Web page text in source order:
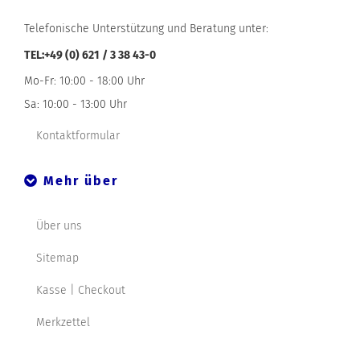
Telefonische Unterstützung und Beratung unter:
TEL:+49 (0) 621 / 3 38 43-0
Mo-Fr: 10:00 - 18:00 Uhr
Sa: 10:00 - 13:00 Uhr
Kontaktformular
Mehr über
Über uns
Sitemap
Kasse | Checkout
Merkzettel